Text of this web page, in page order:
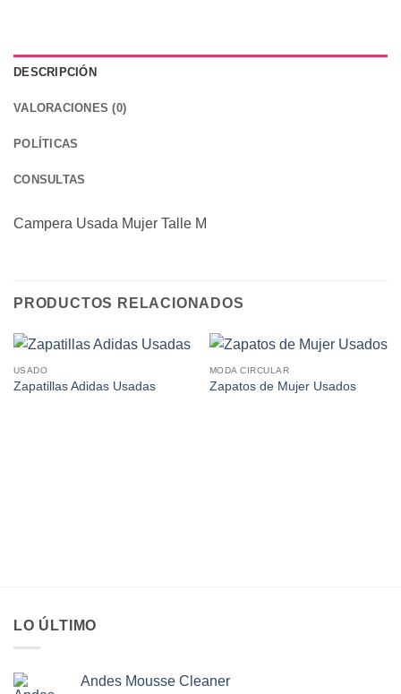
DESCRIPCIÓN
VALORACIONES (0)
POLÍTICAS
CONSULTAS
Campera Usada Mujer Talle M
PRODUCTOS RELACIONADOS
USADO
Zapatillas Adidas Usadas
MODA CIRCULAR
Zapatos de Mujer Usados
LO ÚLTIMO
Andes Mousse Cleaner